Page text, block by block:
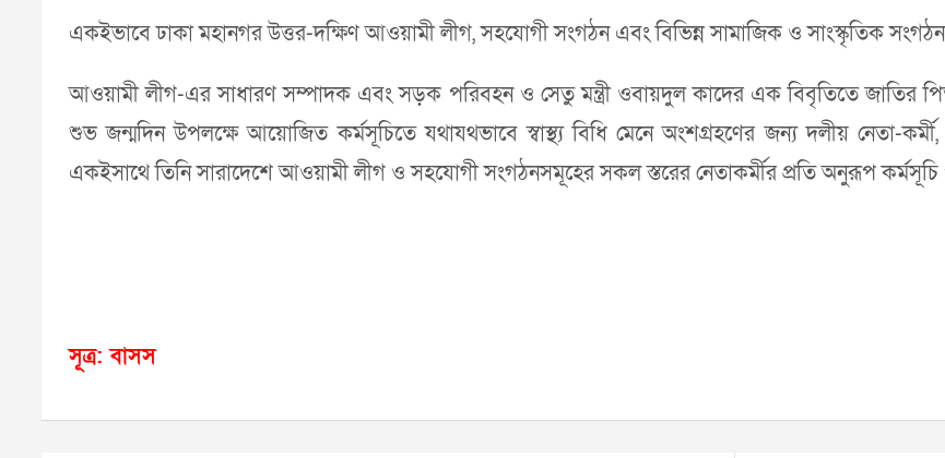
একইভাবে ঢাকা মহানগর উত্তর-দক্ষিণ আওয়ামী লীগ, সহযোগী সংগঠন এবং বিভিন্ন সামাজিক ও সাংস্কৃতিক
আওয়ামী লীগ-এর সাধারণ সম্পাদক এবং সড়ক পরিবহন ও সেতু মন্ত্রী ওবায়দুল কাদের এক বিবৃতিতে জাতির
শুভ জন্মদিন উপলক্ষে আয়োজিত কর্মসূচিতে যথাযথভাবে স্বাস্থ্য বিধি মেনে অংশগ্রহণের জন্য দলীয় নেতা-
একইসাথে তিনি সারাদেশে আওয়ামী লীগ ও সহযোগী সংগঠনসমূহের সকল স্তরের নেতাকর্মীর প্রতি অনুরূপ কর্মসূচি
সূত্র: বাসস